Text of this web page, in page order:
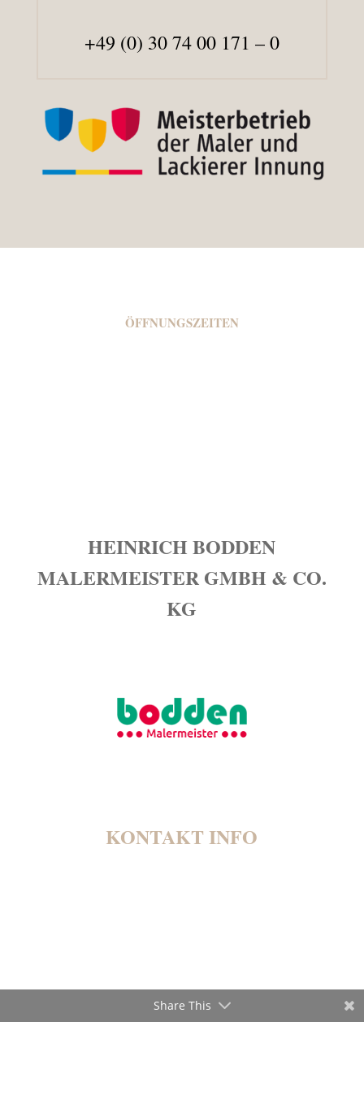
+49 (0) 30 74 00 171 – 0
ÖFFNUNGSZEITEN
HEINRICH BODDEN
MALERMEISTER GMBH & CO.
KG
KONTAKT INFO
Fax:
+49 30 7400171 - 29
Share This